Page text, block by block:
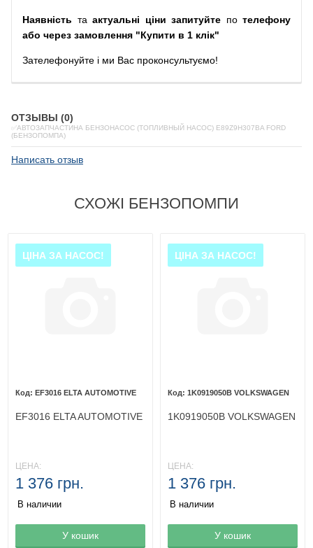
Наявність та актуальні ціни запитуйте по телефону
або через замовлення "Купити в 1 клік"
Зателефонуйте і ми Вас проконсультуємо!
ОТЗЫВЫ (0)
✅АВТОЗАПЧАСТИНА БЕНЗОНАСОС (ТОПЛИВНЫЙ НАСОС) E89Z9H307BA FORD
(БЕНЗОПОМПА)
Написать отзыв
СХОЖІ БЕНЗОПОМПИ
Товар в корзине
ЦІНА ЗА НАСОС!
EF3016 ELTA AUTOMOTIVE
EF3016 ELTA AUTOMOTIVE
ЦЕНА:
1 376 грн.
В наличии
У кошик Товар в корзине
ЦІНА ЗА НАСОС!
1K0919050B VOLKSWAGEN
1K0919050B VOLKSWAGEN
ЦЕНА:
1 376 грн.
В наличии
У кошик